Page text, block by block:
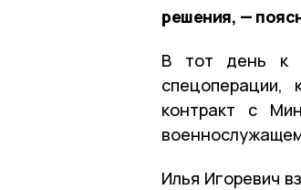
решения, —
В тот день к
спецоперации,
контракт с
Илья Игоревич